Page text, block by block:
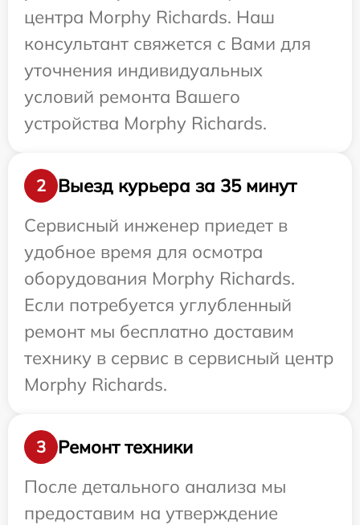
центра Morphy Richards. Наш
консультант свяжется с Вами для
уточнения индивидуальных
условий ремонта Вашего
устройства Morphy Richards.
2
Выезд курьера за 35 минут
Сервисный инженер приедет в
удобное время для осмотра
оборудования Morphy Richards.
Если потребуется углубленный
ремонт мы бесплатно доставим
технику в сервис в сервисный центр
Morphy Richards.
3
Ремонт техники
После детального анализа мы
предоставим на утверждение